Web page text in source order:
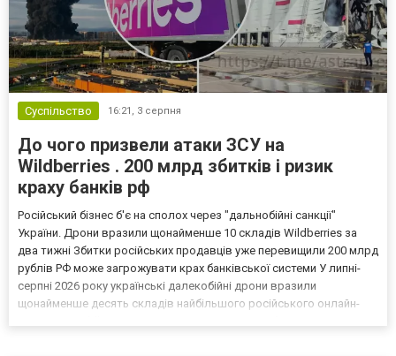
Суспільство 16:21, 3 серпня
До чого призвели атаки ЗСУ на
Wildberries . 200 млрд збитків і ризик
краху банків рф
Російський бізнес б'є на сполох через "дальнобійні санкції"
України. Дрони вразили щонайменше 10 складів Wildberries за
два тижні Збитки російських продавців уже перевищили 200 млрд
рублів РФ може загрожувати крах банківської системи У липні-
серпні 2026 року українські далекобійні дрони вразили
щонайменше десять складів найбільшого російського онлайн-